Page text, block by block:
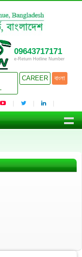
09643717171
e-Return Hotline Number
CAREER বাংলা